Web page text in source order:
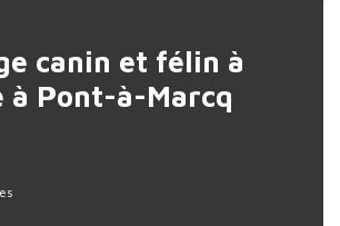
canin et félin à
à Pont-à-Marcq